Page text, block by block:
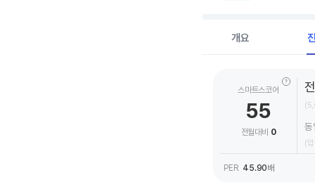
개요
스마트스코어
55
전월대비 0 동
(
PER 45.90배